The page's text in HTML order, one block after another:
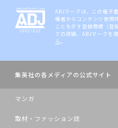
ABJマークは、この電子
権者からコンテンツ使用
ことを示す登録商標（登
クの詳細、ABJマークを
ら。
集英社の各メディアの公式サイト
マンガ
取材・ファッション誌